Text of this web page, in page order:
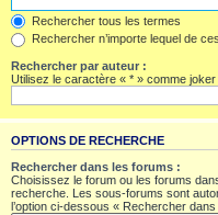
Rechercher tous les termes
Rechercher n’importe lequel de
Rechercher par auteur :
Utilisez le caractère « * » comme
OPTIONS DE RECHERCHE
Rechercher dans les forums :
Choisissez le forum ou les forums
recherche. Les sous-forums sont
l’option ci-dessous « Rechercher